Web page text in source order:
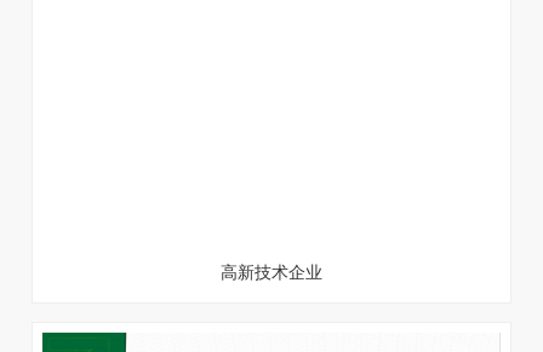
高新技术企业